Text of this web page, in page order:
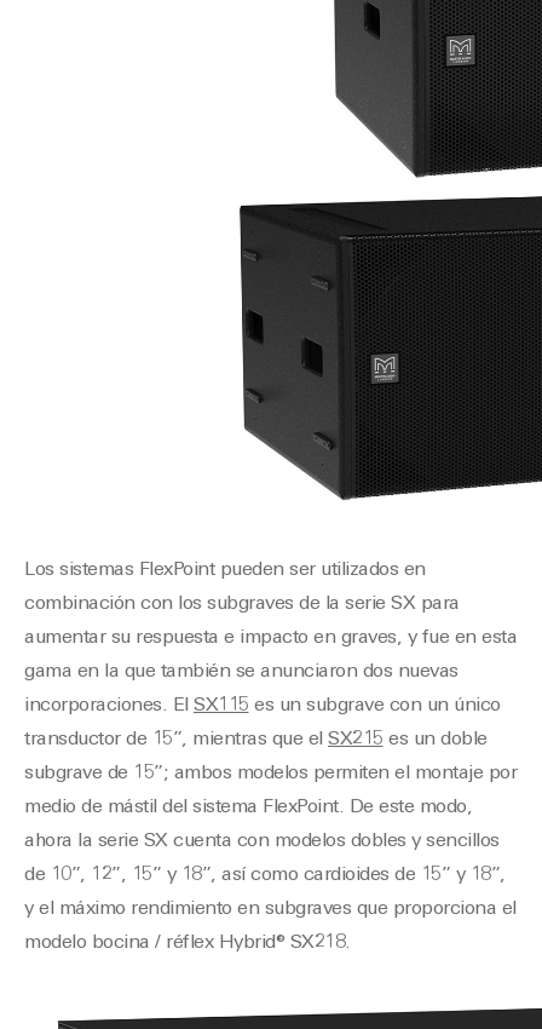
Los sistemas FlexPoint pueden ser utilizados en
combinación con los subgraves de la serie SX para
aumentar su respuesta e impacto en graves, y fue en esta
gama en la que también se anunciaron dos nuevas
incorporaciones. El SX115 es un subgrave con un único
transductor de 15”, mientras que el SX215 es un doble
subgrave de 15”; ambos modelos permiten el montaje por
medio de mástil del sistema FlexPoint. De este modo,
ahora la serie SX cuenta con modelos dobles y sencillos
de 10”, 12”, 15” y 18”, así como cardioides de 15” y 18”,
y el máximo rendimiento en subgraves que proporciona el
modelo bocina / réflex Hybrid® SX218.